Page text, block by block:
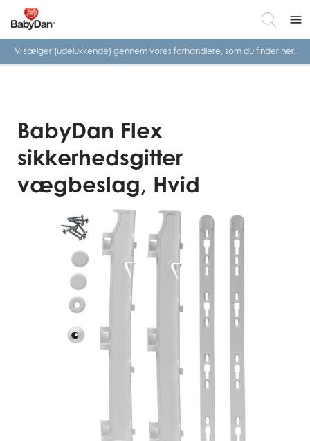
menu
Vi sælger (udelukkende) gennem vores forhandlere, som du finder her.
BabyDan Flex
sikkerhedsgitter
vægbeslag, Hvid